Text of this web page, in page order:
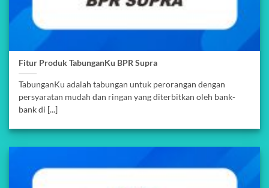
Fitur Produk TabunganKu BPR Supra
TabunganKu adalah tabungan untuk perorangan dengan
persyaratan mudah dan ringan yang diterbitkan oleh bank-
bank di [...]